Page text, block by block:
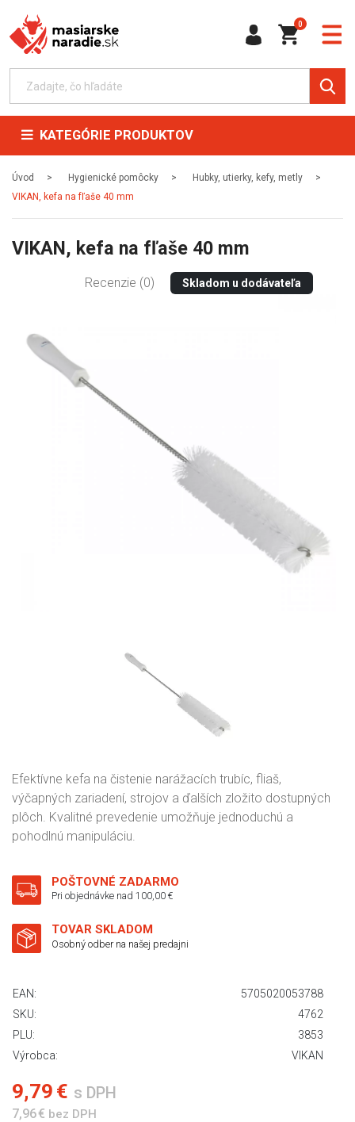
0
KATEGÓRIE PRODUKTOV
Úvod Hygienické pomôcky
Hubky, utierky, kefy, metly
VIKAN, kefa na fľaše 40 mm
VIKAN, kefa na fľaše 40 mm
Recenzie (0) Skladom u dodávateľa
Efektívne kefa na čistenie narážacích trubíc, fliaš,
výčapných zariadení, strojov a ďalších zložito dostupných
plôch. Kvalitné prevedenie umožňuje jednoduchú a
pohodlnú manipuláciu.
POŠTOVNÉ ZADARMO
Pri objednávke nad 100,00 €
TOVAR SKLADOM
Osobný odber na našej predajni
EAN:
5705020053788
SKU:
4762
PLU:
3853
Výrobca:
VIKAN
9,79 € s DPH
7,96 € bez DPH